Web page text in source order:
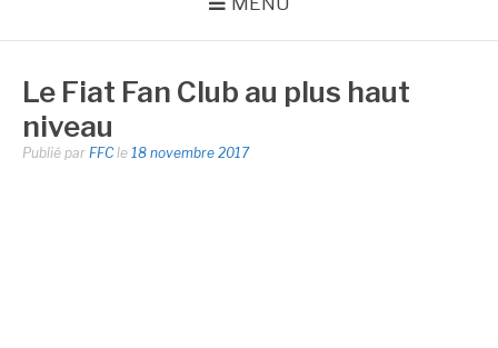
Le Fiat Fan Club au plus haut
niveau
Publié par FFCle 18 novembre 2017